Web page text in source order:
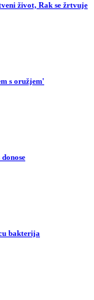
život, Rak se žrtvuje
s oružjem'
bakterija